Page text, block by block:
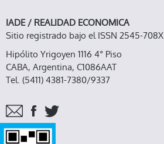
IADE / REALIDAD ECONOMICA
Sitio registrado bajo el ISSN 2545-708X
Hipólito Yrigoyen 1116 4° Piso
CABA, Argentina, C1086AAT
Tel. (5411) 4381-7380/9337